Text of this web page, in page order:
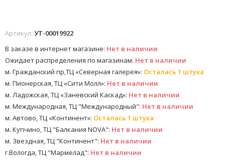
Артикул: УТ-00019922
В заказе в интернет магазине: Нет в наличии
Ожидает распределения по магазинам: Нет в наличии
м. Гражданский пр,ТЦ «Северная галерея»: Осталась 1 штука
м. Пионерская, ТЦ «Сити Молл»: Нет в наличии
м. Ладожская, ТЦ «Заневский Каскад»: Нет в наличии
м. Международная, ТЦ "Международный": Нет в наличии
м. Автово, ТЦ «Континент»: Осталась 1 штука
м. Купчино, ТЦ "Балкания NOVA": Нет в наличии
м. Звездная, ТЦ "Континент": Нет в наличии
г.Вологда, ТЦ "Мармелад": Нет в наличии